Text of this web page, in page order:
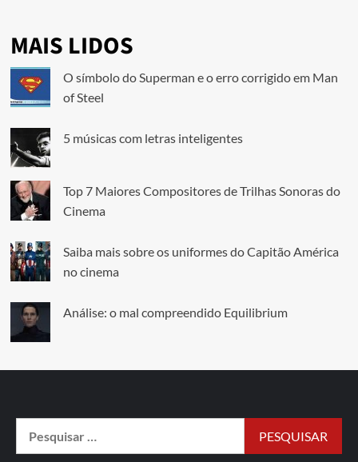
MAIS LIDOS
O símbolo do Superman e o erro corrigido em Man
of Steel
5 músicas com letras inteligentes
Top 7 Maiores Compositores de Trilhas Sonoras do
Cinema
Saiba mais sobre os uniformes do Capitão América
no cinema
Análise: o mal compreendido Equilibrium